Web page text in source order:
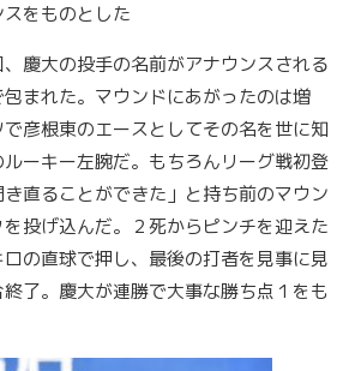
をものとした
慶大の投手の名前がアナウンスされる
まれた。マウンドにあがったのは増
彦根東のエースとしてその名を世に知
ーキー左腕だ。もちろんリーグ戦初登
直ることができた」と持ち前のマウン
投げ込んだ。２死からピンチを迎えた
の直球で押し、最後の打者を見事に見
了。慶大が連勝で大事な勝ち点１をも